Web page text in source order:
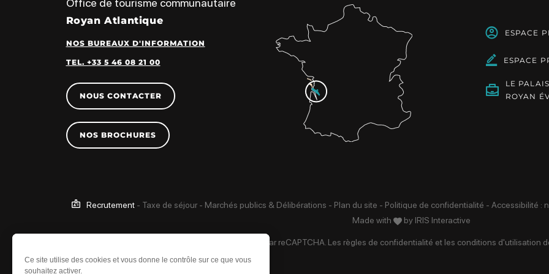
Office de tourisme communautaire
Royan Atlantique
NOS BUREAUX D'INFORMATION
TEL. +33 5 46 08 21 00
NOUS CONTACTER
NOS BROCHURES
ESPACE
ESPACE
LE PALAIS
ROYAN
Recrutement - Taxe de séjour - Marchés publics & Délibérations - Plan du site - Politique de confidentialité - Accessibilité :
Made with
by IRIS Interactive
Ce site est protégé par reCAPTCHA. Les règles de confidentialité et les conditions d'utilisation